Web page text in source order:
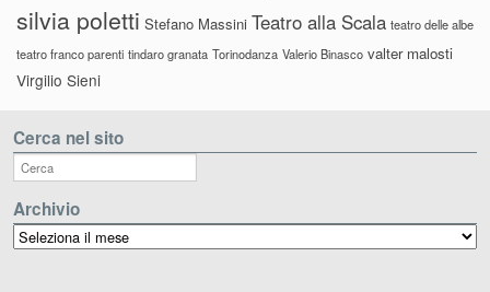
silvia poletti Stefano Massini Teatro alla Scala teatro delle albe
teatro franco parenti tindaro granata Torinodanza Valerio Binasco valter malosti
Virgilio Sieni
Cerca nel sito
Archivio
Archivio